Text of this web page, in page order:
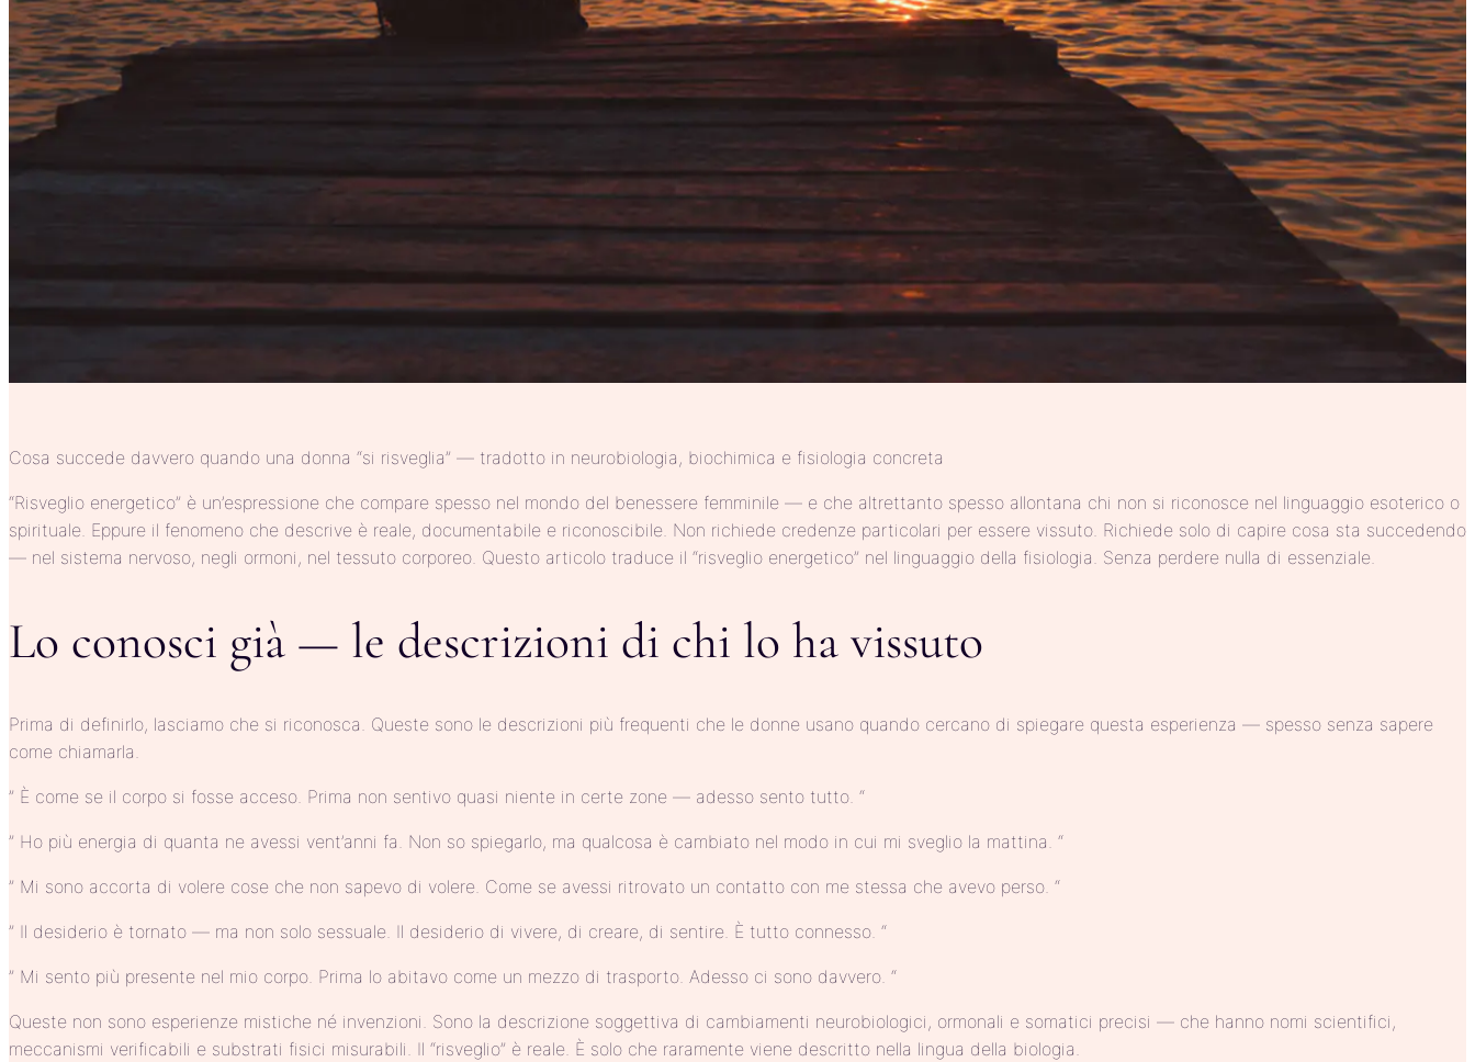
Cosa succede davvero quando una donna “si risveglia” — tradotto in neurobiologia, biochimica e fisiologia concreta
“Risveglio energetico” è un’espressione che compare spesso nel mondo del benessere femminile — e che altrettanto spesso allontana chi non si riconosce nel linguaggio esoterico o
spirituale. Eppure il fenomeno che descrive è reale, documentabile e riconoscibile. Non richiede credenze particolari per essere vissuto. Richiede solo di capire cosa sta succedendo
— nel sistema nervoso, negli ormoni, nel tessuto corporeo. Questo articolo traduce il “risveglio energetico” nel linguaggio della fisiologia. Senza perdere nulla di essenziale.
Lo conosci già — le descrizioni di chi lo ha vissuto
Prima di definirlo, lasciamo che si riconosca. Queste sono le descrizioni più frequenti che le donne usano quando cercano di spiegare questa esperienza — spesso senza sapere
come chiamarla.
” È come se il corpo si fosse acceso. Prima non sentivo quasi niente in certe zone — adesso sento tutto. “
” Ho più energia di quanta ne avessi vent’anni fa. Non so spiegarlo, ma qualcosa è cambiato nel modo in cui mi sveglio la mattina. “
” Mi sono accorta di volere cose che non sapevo di volere. Come se avessi ritrovato un contatto con me stessa che avevo perso. “
” Il desiderio è tornato — ma non solo sessuale. Il desiderio di vivere, di creare, di sentire. È tutto connesso. “
” Mi sento più presente nel mio corpo. Prima lo abitavo come un mezzo di trasporto. Adesso ci sono davvero. “
Queste non sono esperienze mistiche né invenzioni. Sono la descrizione soggettiva di cambiamenti neurobiologici, ormonali e somatici precisi — che hanno nomi scientifici,
meccanismi verificabili e substrati fisici misurabili. Il “risveglio” è reale. È solo che raramente viene descritto nella lingua della biologia.